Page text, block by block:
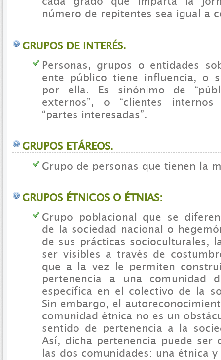
número de repitentes sea igual a
GRUPOS DE INTERÉS.
Personas, grupos o entidades
ente público tiene influencia, o
por ella. Es sinónimo de
externos”, o “clientes
“partes interesadas”.
GRUPOS ETÁREOS.
Grupo de personas que tienen la
GRUPOS ÉTNICOS O ÉTNIAS:
Grupo poblacional que se
de la sociedad nacional o
de sus prácticas socioculturales,
ser visibles a través de
que a la vez le permiten
pertenencia a una comunidad
específica en el colectivo de la
Sin embargo, el
comunidad étnica no es un
sentido de pertenencia a la
Así, dicha pertenencia puede ser
las dos comunidades: una étnica